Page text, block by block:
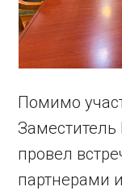
Помимо
Заместитель
провел
партнерами